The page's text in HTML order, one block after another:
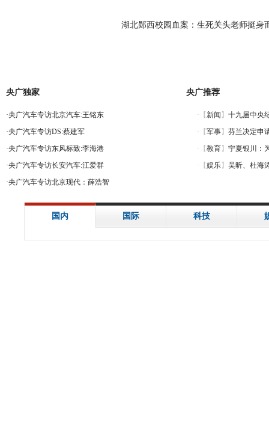
湖北郧西校园血案：生死关头老师挺身
央广独家
·央广汽车专访北京汽车:王铭东
·央广汽车专访DS:蔡建军
·央广汽车专访东风标致:李海港
·央广汽车专访长安汽车:江爱群
·央广汽车专访北京现代：薛浩智
央广推荐